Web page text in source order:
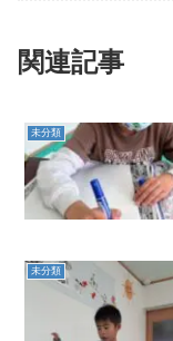
関連記事
未分類
未分類